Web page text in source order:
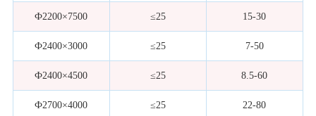
Ф2200×7500 ≤25 15-30
Ф2400×3000 ≤25 7-50
Ф2400×4500 ≤25 8.5-60
Ф2700×4000 ≤25 22-80